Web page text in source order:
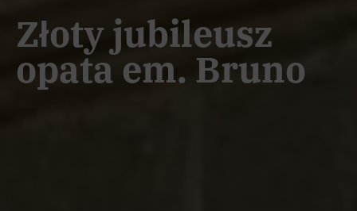
Złoty jubileusz
opata em. Bruno